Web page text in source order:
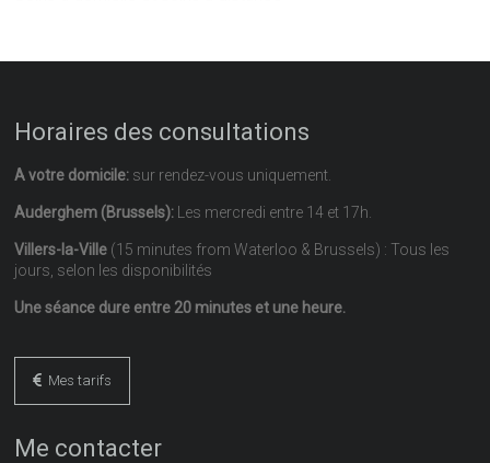
Horaires des consultations
A votre domicile: sur rendez-vous uniquement.
Auderghem (Brussels): Les mercredi entre 14 et 17h.
Villers-la-Ville (15 minutes from Waterloo & Brussels) : Tous les
jours, selon les disponibilités
Une séance dure entre 20 minutes et une heure.
Mes tarifs
Me contacter